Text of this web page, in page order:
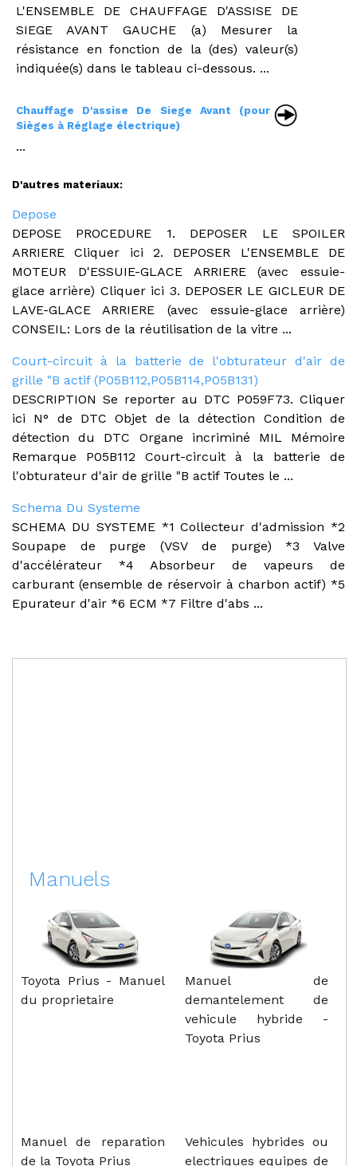
L'ENSEMBLE DE CHAUFFAGE D'ASSISE DE
SIEGE AVANT GAUCHE (a) Mesurer la
résistance en fonction de la (des) valeur(s)
indiquée(s) dans le tableau ci-dessous. ...
Chauffage D'assise De Siege Avant (pour
Sièges à Réglage électrique)
...
D'autres materiaux:
Depose
DEPOSE PROCEDURE 1. DEPOSER LE SPOILER
ARRIERE Cliquer ici 2. DEPOSER L'ENSEMBLE DE
MOTEUR D'ESSUIE-GLACE ARRIERE (avec essuie-
glace arrière) Cliquer ici 3. DEPOSER LE GICLEUR DE
LAVE-GLACE ARRIERE (avec essuie-glace arrière)
CONSEIL: Lors de la réutilisation de la vitre ...
Court-circuit à la batterie de l'obturateur d'air de
grille "B actif (P05B112,P05B114,P05B131)
DESCRIPTION Se reporter au DTC P059F73. Cliquer
ici N° de DTC Objet de la détection Condition de
détection du DTC Organe incriminé MIL Mémoire
Remarque P05B112 Court-circuit à la batterie de
l'obturateur d'air de grille "B actif Toutes le ...
Schema Du Systeme
SCHEMA DU SYSTEME *1 Collecteur d'admission *2
Soupape de purge (VSV de purge) *3 Valve
d'accélérateur *4 Absorbeur de vapeurs de
carburant (ensemble de réservoir à charbon actif) *5
Epurateur d'air *6 ECM *7 Filtre d'abs ...
Manuels
Toyota Prius - Manuel
du proprietaire
Manuel de
demantelement de
vehicule hybride -
Toyota Prius
Manuel de reparation
de la Toyota Prius
Vehicules hybrides ou
electriques equipes de